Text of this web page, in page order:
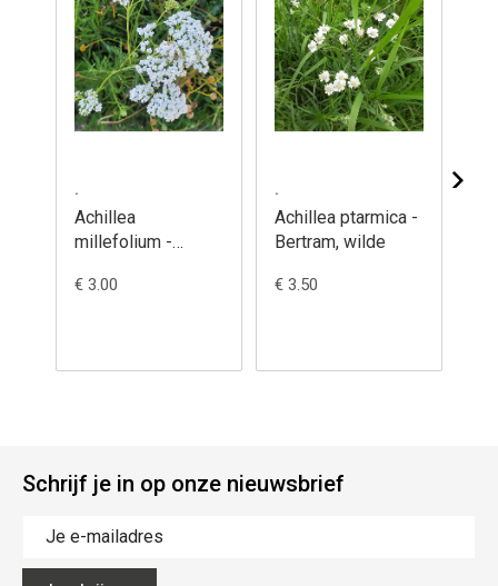
.
Achillea
millefolium -
gewoon
€ 3.00
.
Achillea ptarmica -
Bertram, wilde
€ 3.50
Schrijf je in op onze nieuwsbrief